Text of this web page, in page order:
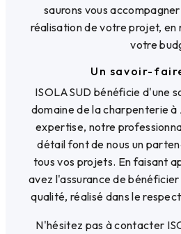
saurons vous
réalisation de votre projet,
votre
Un savoir-
ISOLASUD bénéficie d'une
domaine de la charpenterie
expertise, notre
détail font de nous un
tous vos projets. En faisant
avez l'assurance de
qualité, réalisé dans le
N'hésitez pas à contacter